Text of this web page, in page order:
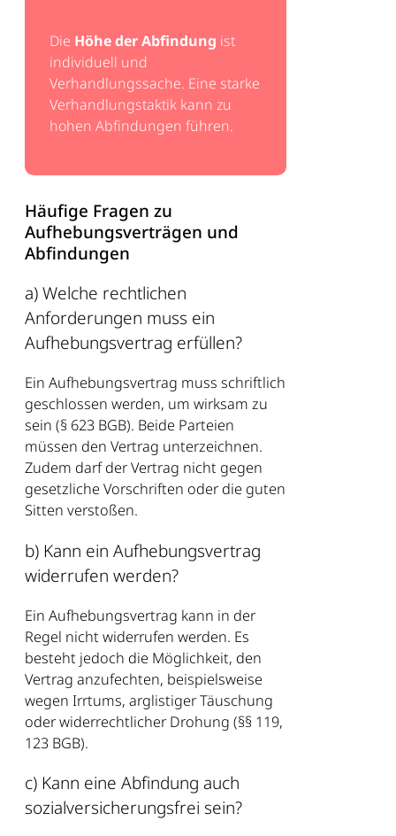
Die Höhe der Abfindung ist
individuell und
Verhandlungssache. Eine starke
Verhandlungstaktik kann zu
hohen Abfindungen führen.
Häufige Fragen zu
Aufhebungsverträgen und
Abfindungen
a) Welche rechtlichen
Anforderungen muss ein
Aufhebungsvertrag erfüllen?
Ein Aufhebungsvertrag muss schriftlich
geschlossen werden, um wirksam zu
sein (§ 623 BGB). Beide Parteien
müssen den Vertrag unterzeichnen.
Zudem darf der Vertrag nicht gegen
gesetzliche Vorschriften oder die guten
Sitten verstoßen.
b) Kann ein Aufhebungsvertrag
widerrufen werden?
Ein Aufhebungsvertrag kann in der
Regel nicht widerrufen werden. Es
besteht jedoch die Möglichkeit, den
Vertrag anzufechten, beispielsweise
wegen Irrtums, arglistiger Täuschung
oder widerrechtlicher Drohung (§§ 119,
123 BGB).
c) Kann eine Abfindung auch
sozialversicherungsfrei sein?